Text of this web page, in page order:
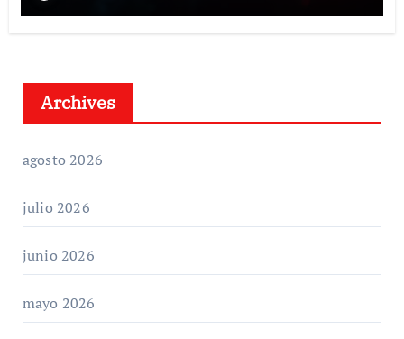
Archives
agosto 2026
julio 2026
junio 2026
mayo 2026